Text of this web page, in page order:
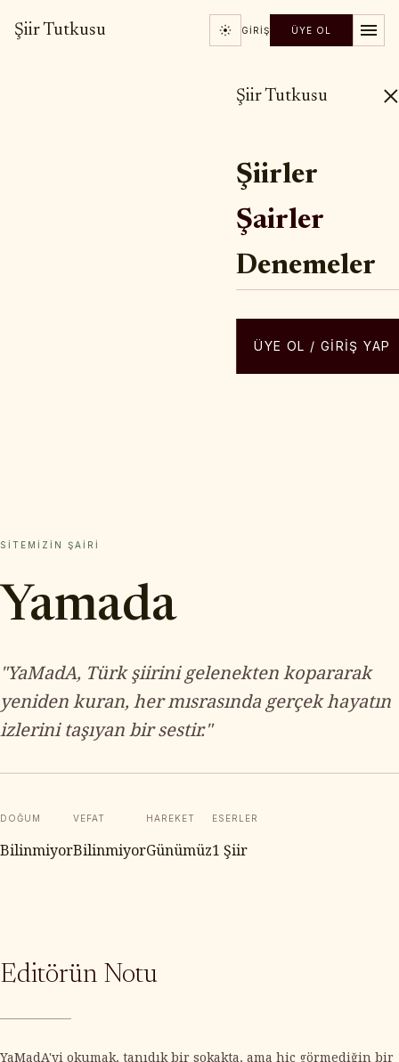
Şiir Tutkusu GIRIŞ ÜYE OL
Şiir Tutkusu
Şiirler
Şairler
Denemeler
ÜYE OL / GIRIŞ YAP
SITEMIZIN ŞAIRI
Yamada
"YaMadA, Türk şiirini gelenekten kopararak
yeniden kuran, her mısrasında gerçek hayatın
izlerini taşıyan bir sestir."
DOĞUM
Bilinmiyor
VEFAT
Bilinmiyor
HAREKET
Günümüz
ESERLER
1 Şiir
Editörün Notu
YaMadA'yi okumak, tanıdık bir sokakta, ama hiç görmediğin bir